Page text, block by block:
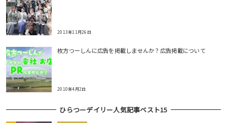
2013年11月26日
枚方つーしんに広告を掲載しませんか？広告掲載について
2010年4月2日
ひらつーデイリー人気記事ベスト15